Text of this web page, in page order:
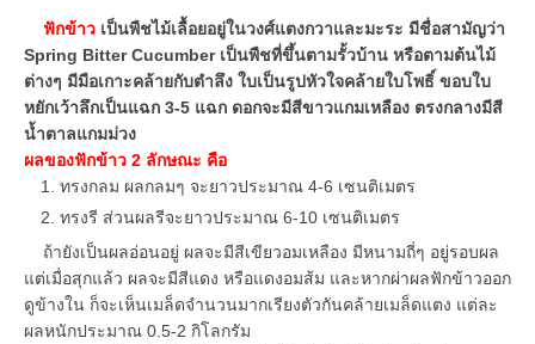
ฟักข้าว เป็นพืชไม้เลื้อยอยู่ในวงศ์แตงกวาและมะระ มีชื่อสามัญว่า
Spring Bitter Cucumber เป็นพืชที่ขึ้นตามรั้วบ้าน หรือตามต้นไม้
ต่างๆ มีมือเกาะคล้ายกับตำลึง ใบเป็นรูปหัวใจคล้ายใบโพธิ์ ขอบใบ
หยักเว้าลึกเป็นแฉก 3-5 แฉก ดอกจะมีสีขาวแกมเหลือง ตรงกลางมีสี
น้ำตาลแกมม่วง
ผลของฟักข้าว 2 ลักษณะ คือ
ทรงกลม ผลกลมๆ จะยาวประมาณ 4-6 เซนติเมตร
ทรงรี ส่วนผลรีจะยาวประมาณ 6-10 เซนติเมตร
ถ้ายังเป็นผลอ่อนอยู่ ผลจะมีสีเขียวอมเหลือง มีหนามถี่ๆ อยู่รอบผล
แต่เมื่อสุกแล้ว ผลจะมีสีแดง หรือแดงอมส้ม และหากผ่าผลฟักข้าวออก
ดูข้างใน ก็จะเห็นเมล็ดจำนวนมากเรียงตัวกันคล้ายเมล็ดแตง แต่ละ
ผลหนักประมาณ 0.5-2 กิโลกรัม